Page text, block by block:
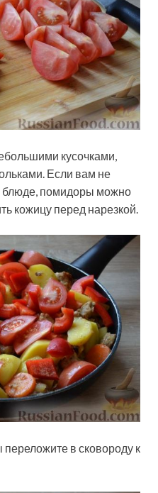
кусочками,
Если вам не
блюде, помидоры можно
кожицу перед нарезкой.
в сковороду к